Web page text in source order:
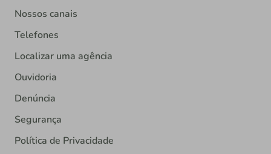
Nossos canais
Telefones
Localizar uma agência
Ouvidoria
Denúncia
Segurança
Política de Privacidade